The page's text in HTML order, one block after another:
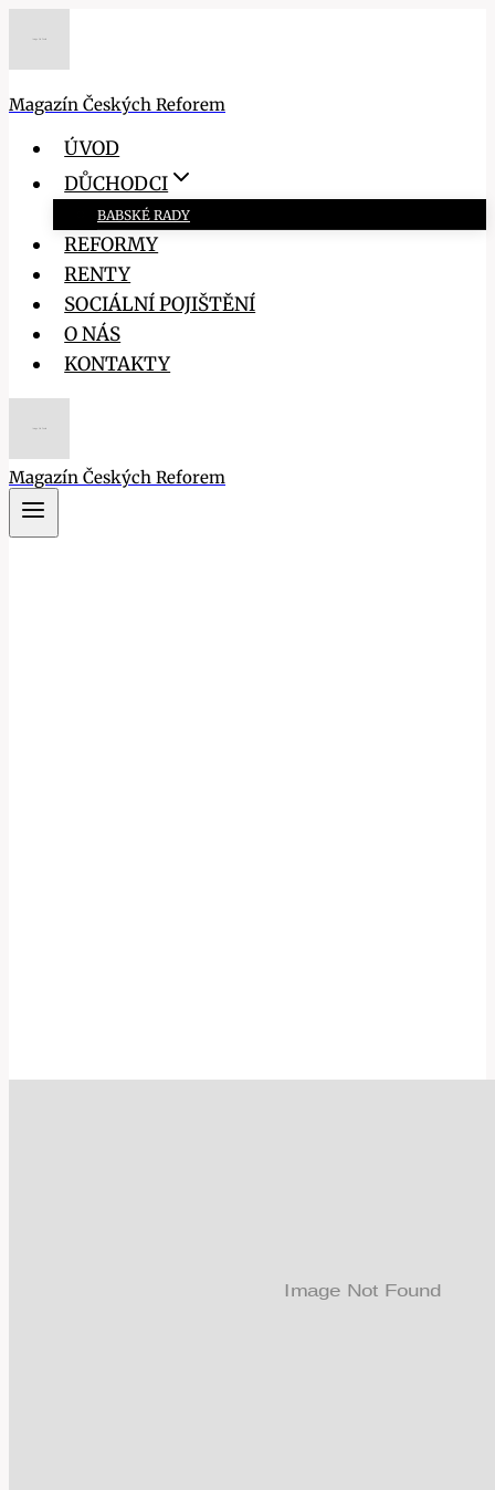
Magazín Českých Reforem
ÚVOD
DŮCHODCI
BABSKÉ RADY
REFORMY
RENTY
SOCIÁLNÍ POJIŠTĚNÍ
O NÁS
KONTAKTY
Magazín Českých Reforem